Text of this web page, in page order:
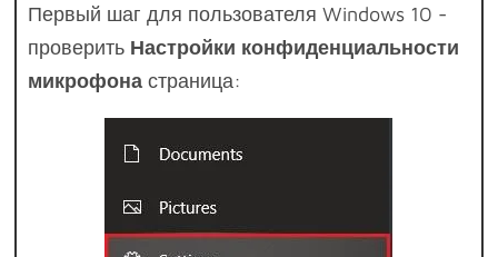
Первый шаг для пользователя Windows 10 -
проверить Настройки конфиденциальности
микрофона страница: